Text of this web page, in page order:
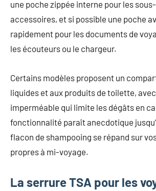
une poche zippée interne pour les
accessoires, et si possible une poche
rapidement pour les documents de
les écouteurs ou le chargeur.
Certains modèles proposent un
liquides et aux produits de toilette,
imperméable qui limite les dégâts en
fonctionnalité paraît anecdotique
flacon de shampooing se répand sur
propres à mi-voyage.
La serrure TSA pour les